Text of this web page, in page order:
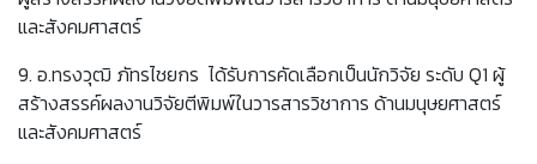
และสังคมศาสตร์
9. อ.ทรงวุฒิ ภัทรไชยกร ได้รับการคัดเลือกเป็นนักวิจัย ระดับ Q1 ผู้
สร้างสรรค์ผลงานวิจัยตีพิมพ์ในวารสารวิชาการ ด้านมนุษยศาสตร์
และสังคมศาสตร์